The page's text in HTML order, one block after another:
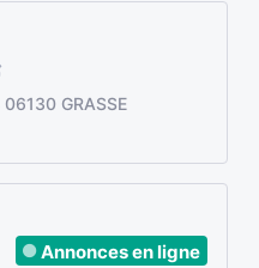
06130 GRASSE
Annonces en ligne